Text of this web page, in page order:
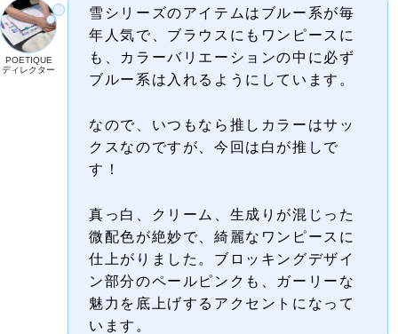
POETIQUE
ディレクター
雪シリーズのアイテムはブルー系が毎
年人気で、ブラウスにもワンピースに
も、カラーバリエーションの中に必ず
ブルー系は入れるようにしています。
なので、いつもなら推しカラーはサッ
クスなのですが、今回は白が推しで
す！
真っ白、クリーム、生成りが混じった
微配色が絶妙で、綺麗なワンピースに
仕上がりました。ブロッキングデザイ
ン部分のペールピンクも、ガーリーな
魅力を底上げするアクセントになって
います。